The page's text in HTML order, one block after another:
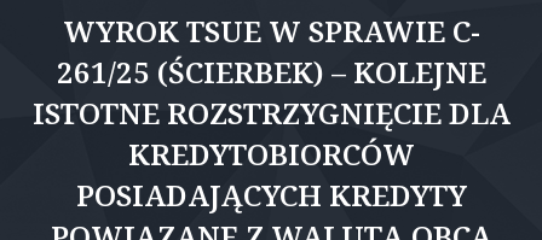
WYROK TSUE W SPRAWIE C-
261/25 (ŚCIERBEK) – KOLEJNE
ISTOTNE ROZSTRZYGNIĘCIE DLA
KREDYTOBIORCÓW
POSIADAJĄCYCH KREDYTY